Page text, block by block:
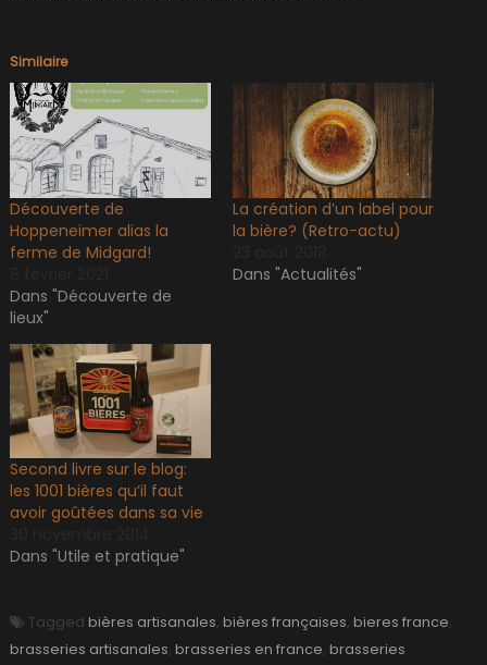
Similaire
Découverte de
Hoppeneimer alias la
ferme de Midgard!
Dans "Découverte de
lieux"
La création d’un label pour
la bière? (Retro-actu)
Dans "Actualités"
Second livre sur le blog:
les 1001 bières qu’il faut
avoir goûtées dans sa vie
Dans "Utile et pratique"
Tagged bières artisanales, bières françaises, bieres france,
brasseries artisanales, brasseries en france, brasseries